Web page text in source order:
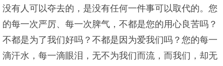
没有人可以夺去的，是没有任何一件事可以取代的。您
的每一次严厉、每一次脾气，不都是您的用心良苦吗？
不都是为了我们好吗？不都是因为爱我们吗？您的每一
滴汗水，每一滴眼泪，无不为我们而流，而我们，却无